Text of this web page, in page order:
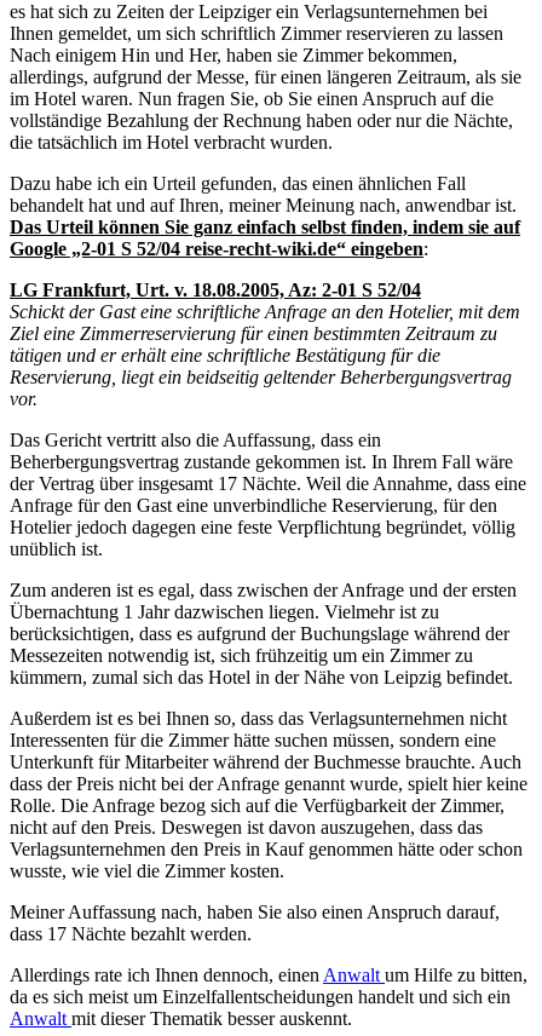
es hat sich zu Zeiten der Leipziger ein Verlagsunternehmen bei
Ihnen gemeldet, um sich schriftlich Zimmer reservieren zu lassen
Nach einigem Hin und Her, haben sie Zimmer bekommen,
allerdings, aufgrund der Messe, für einen längeren Zeitraum, als sie
im Hotel waren. Nun fragen Sie, ob Sie einen Anspruch auf die
vollständige Bezahlung der Rechnung haben oder nur die Nächte,
die tatsächlich im Hotel verbracht wurden.
Dazu habe ich ein Urteil gefunden, das einen ähnlichen Fall
behandelt hat und auf Ihren, meiner Meinung nach, anwendbar ist.
Das Urteil können Sie ganz einfach selbst finden, indem sie auf
Google „2-01 S 52/04 reise-recht-wiki.de“ eingeben:
LG Frankfurt, Urt. v. 18.08.2005, Az: 2-01 S 52/04
Schickt der Gast eine schriftliche Anfrage an den Hotelier, mit dem
Ziel eine Zimmerreservierung für einen bestimmten Zeitraum zu
tätigen und er erhält eine schriftliche Bestätigung für die
Reservierung, liegt ein beidseitig geltender Beherbergungsvertrag
vor.
Das Gericht vertritt also die Auffassung, dass ein
Beherbergungsvertrag zustande gekommen ist. In Ihrem Fall wäre
der Vertrag über insgesamt 17 Nächte. Weil die Annahme, dass eine
Anfrage für den Gast eine unverbindliche Reservierung, für den
Hotelier jedoch dagegen eine feste Verpflichtung begründet, völlig
unüblich ist.
Zum anderen ist es egal, dass zwischen der Anfrage und der ersten
Übernachtung 1 Jahr dazwischen liegen. Vielmehr ist zu
berücksichtigen, dass es aufgrund der Buchungslage während der
Messezeiten notwendig ist, sich frühzeitig um ein Zimmer zu
kümmern, zumal sich das Hotel in der Nähe von Leipzig befindet.
Außerdem ist es bei Ihnen so, dass das Verlagsunternehmen nicht
Interessenten für die Zimmer hätte suchen müssen, sondern eine
Unterkunft für Mitarbeiter während der Buchmesse brauchte. Auch
dass der Preis nicht bei der Anfrage genannt wurde, spielt hier keine
Rolle. Die Anfrage bezog sich auf die Verfügbarkeit der Zimmer,
nicht auf den Preis. Deswegen ist davon auszugehen, dass das
Verlagsunternehmen den Preis in Kauf genommen hätte oder schon
wusste, wie viel die Zimmer kosten.
Meiner Auffassung nach, haben Sie also einen Anspruch darauf,
dass 17 Nächte bezahlt werden.
Allerdings rate ich Ihnen dennoch, einen Anwalt um Hilfe zu bitten,
da es sich meist um Einzelfallentscheidungen handelt und sich ein
Anwalt mit dieser Thematik besser auskennt.